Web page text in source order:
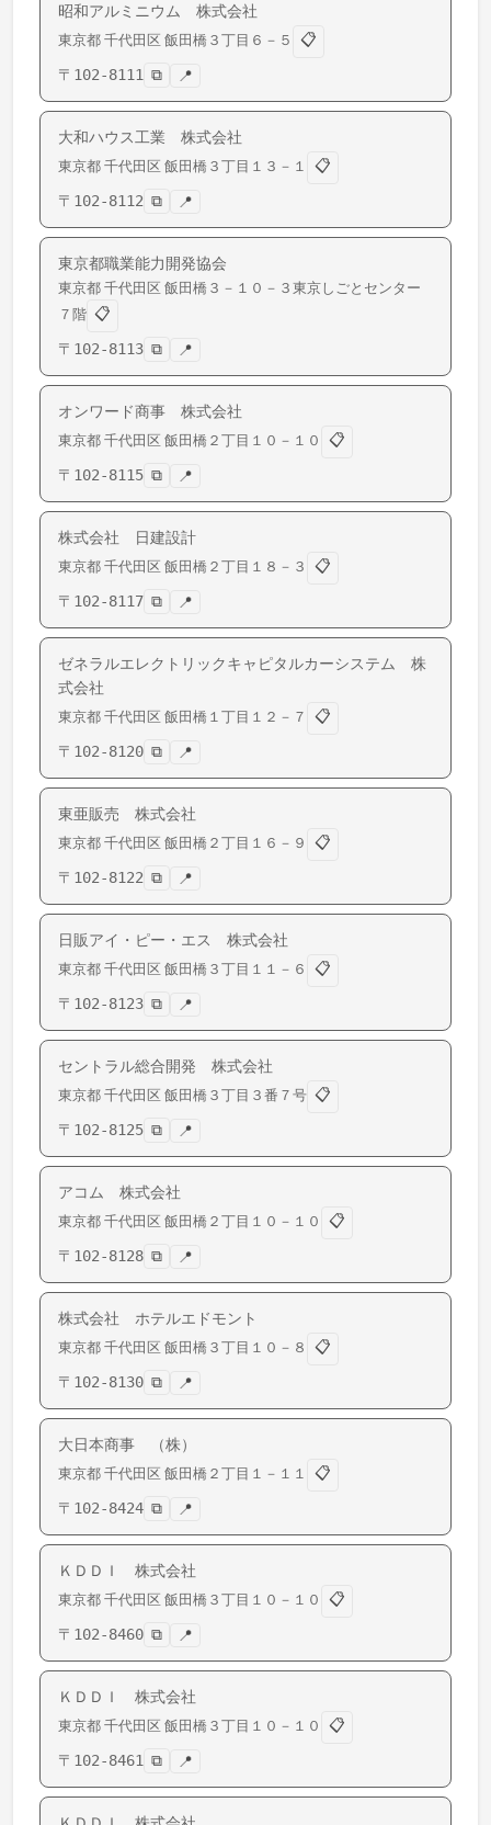
昭和アルミニウム 株式会社
東京都 千代田区 飯田橋 ３丁目６－５
📋
〒 102-8111 ⧉ 📍
大和ハウス工業 株式会社
東京都 千代田区 飯田橋 ３丁目１３－１
📋
〒 102-8112 ⧉ 📍
東京都職業能力開発協会
東京都 千代田区 飯田橋 ３－１０－３東京しごとセンター
７階 📋
〒 102-8113 ⧉ 📍
オンワード商事 株式会社
東京都 千代田区 飯田橋 ２丁目１０－１０
📋
〒 102-8115 ⧉ 📍
株式会社 日建設計
東京都 千代田区 飯田橋 ２丁目１８－３
📋
〒 102-8117 ⧉ 📍
ゼネラルエレクトリックキャピタルカーシステム 株
式会社
東京都 千代田区 飯田橋 １丁目１２－７
📋
〒 102-8120 ⧉ 📍
東亜販売 株式会社
東京都 千代田区 飯田橋 ２丁目１６－９
📋
〒 102-8122 ⧉ 📍
日販アイ・ピー・エス 株式会社
東京都 千代田区 飯田橋 ３丁目１１－６
📋
〒 102-8123 ⧉ 📍
セントラル総合開発 株式会社
東京都 千代田区 飯田橋 ３丁目３番７号 📋
〒 102-8125 ⧉ 📍
アコム 株式会社
東京都 千代田区 飯田橋 ２丁目１０－１０
📋
〒 102-8128 ⧉ 📍
株式会社 ホテルエドモント
東京都 千代田区 飯田橋 ３丁目１０－８
📋
〒 102-8130 ⧉ 📍
大日本商事 （株）
東京都 千代田区 飯田橋 ２丁目１－１１
📋
〒 102-8424 ⧉ 📍
ＫＤＤＩ 株式会社
東京都 千代田区 飯田橋 ３丁目１０－１０
📋
〒 102-8460 ⧉ 📍
ＫＤＤＩ 株式会社
東京都 千代田区 飯田橋 ３丁目１０－１０
📋
〒 102-8461 ⧉ 📍